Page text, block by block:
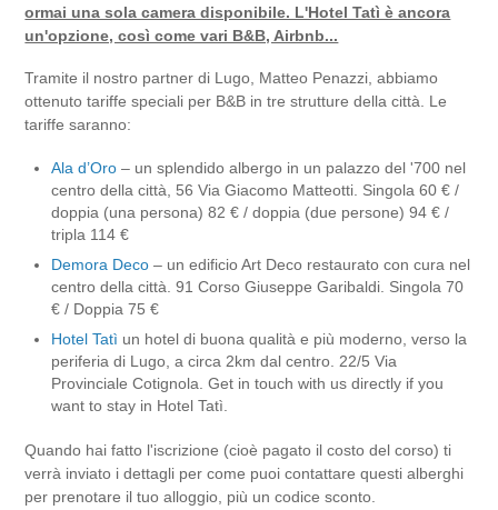
ormai una sola camera disponibile. L'Hotel Tatì è ancora
un'opzione, così come vari B&B, Airbnb...
Tramite il nostro partner di Lugo, Matteo Penazzi, abbiamo
ottenuto tariffe speciali per B&B in tre strutture della città. Le
tariffe saranno:
Ala d’Oro – un splendido albergo in un palazzo del '700 nel
centro della città, 56Via Giacomo Matteotti. Singola 60 € /
doppia (una persona) 82 € / doppia (due persone) 94 € /
tripla 114 €
Demora Deco – un edificio Art Deco restaurato con cura nel
centro della città. 91Corso Giuseppe Garibaldi. Singola 70
€ / Doppia 75 €
Hotel Tatì un hotel di buona qualità e più moderno, verso la
periferia di Lugo, a circa 2km dal centro. 22/5Via
Provinciale Cotignola. Get in touch with us directly if you
want to stay in Hotel Tatì.
Quando hai fatto l'iscrizione (cioè pagato il costo del corso) ti
verrà inviato i dettagli per come puoi contattare questi alberghi
per prenotare il tuo alloggio, più un codice sconto.